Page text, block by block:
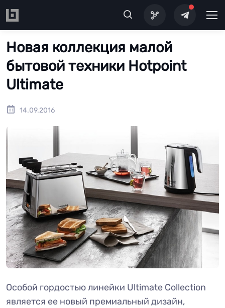
Новая коллекция малой
бытовой техники Hotpoint
Ultimate
14.09.2016
Особой гордостью линейки Ultimate Collection
является ее новый премиальный дизайн,